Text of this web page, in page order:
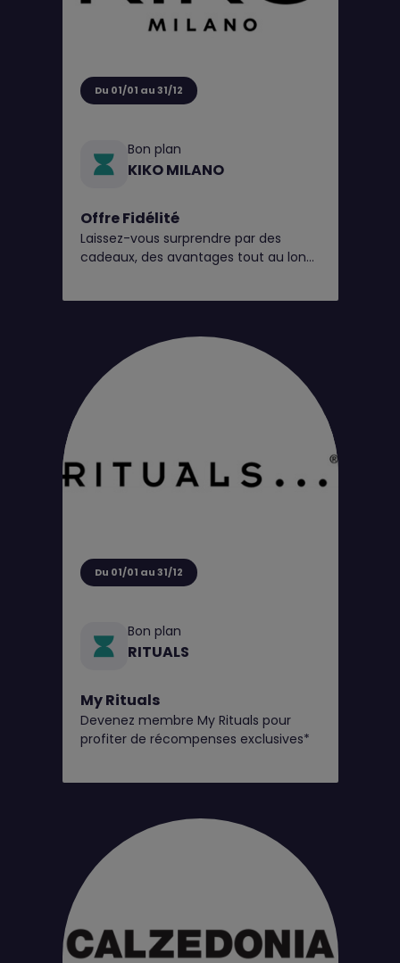
Du 01/01 au 31/12
Bon plan
KIKO MILANO
Offre Fidélité
Laissez-vous surprendre par des
cadeaux, des avantages tout au long
Du 01/01 au 31/12
Bon plan
RITUALS
My Rituals
Devenez membre My Rituals pour
profiter de récompenses exclusives*